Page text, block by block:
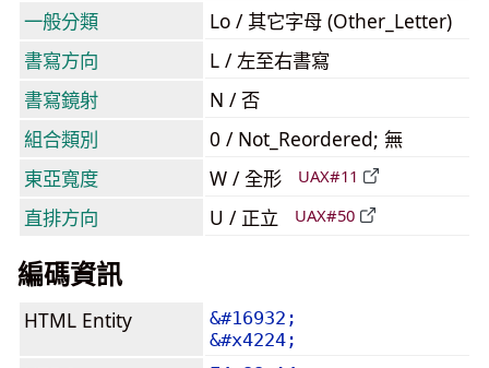
一般分類
Lo / 其它字母 (Other_Letter)
書寫方向
L / 左至右書寫
書寫鏡射
N / 否
組合類別
0 / Not_Reordered; 無
東亞寬度
W / 全形 UAX#11
直排方向 U / 正立 UAX#50
編碼資訊
HTML Entity
&#16932;
&#x4224;